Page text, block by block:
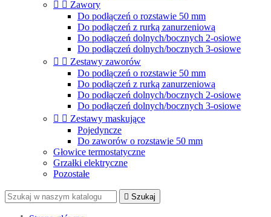
  Zawory
Do podłączeń o rozstawie 50 mm
Do podłączeń z rurką zanurzeniową
Do podłączeń dolnych/bocznych 2-osiowe
Do podłączeń dolnych/bocznych 3-osiowe
  Zestawy zaworów
Do podłączeń o rozstawie 50 mm
Do podłączeń z rurką zanurzeniową
Do podłączeń dolnych/bocznych 2-osiowe
Do podłączeń dolnych/bocznych 3-osiowe
  Zestawy maskujące
Pojedyncze
Do zaworów o rozstawie 50 mm
Głowice termostatyczne
Grzałki elektryczne
Pozostałe
 Szukaj